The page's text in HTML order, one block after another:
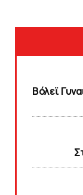
Bόλεϊ